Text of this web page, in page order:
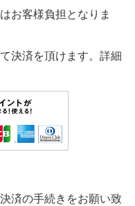
負担となりま
決済を頂けます。詳細
済の手続きをお願い致